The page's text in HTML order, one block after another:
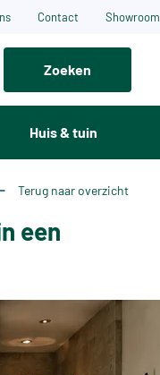
Contact Showroom
Zoeken
Huis & tuin
Terug naar overzicht
een